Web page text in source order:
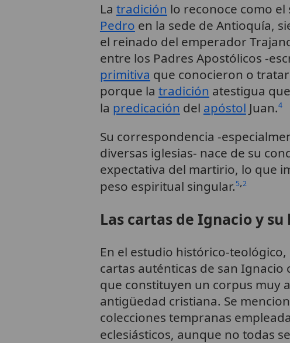
La tradición lo reconoce como
Pedro en la sede de Antioquía,
el reinado del emperador
entre los Padres Apostólicos -
primitiva que conocieron o
porque la tradición atestigua
la predicación del apóstol Juan.4
Su correspondencia -
diversas iglesias- nace de su
expectativa del martirio, lo que
peso espiritual singular.5,2
Las cartas de Ignacio y
En el estudio histórico-
cartas auténticas de san Ignacio
que constituyen un corpus muy
antigüedad cristiana. Se
colecciones tempranas
eclesiásticos, aunque no todas